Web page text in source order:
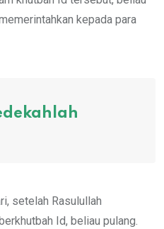
kepada para
setelah Rasulullah
Id, beliau pulang.